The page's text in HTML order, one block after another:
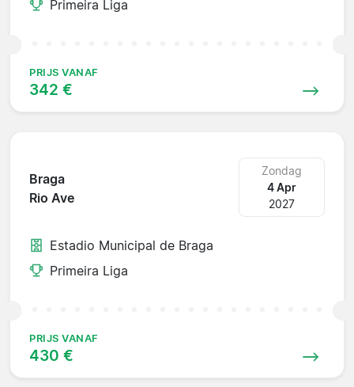
Primeira Liga
PRIJS VANAF
342 €
Braga
Rio Ave
Zondag
4 Apr
2027
Estadio Municipal de Braga
Primeira Liga
PRIJS VANAF
430 €